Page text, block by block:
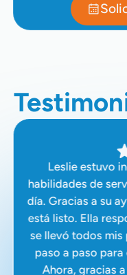
Leslie estuvo
habilidades de
día. Gracias a su
está listo. Ella
se llevó todos mis
paso a paso
Ahora, gracias